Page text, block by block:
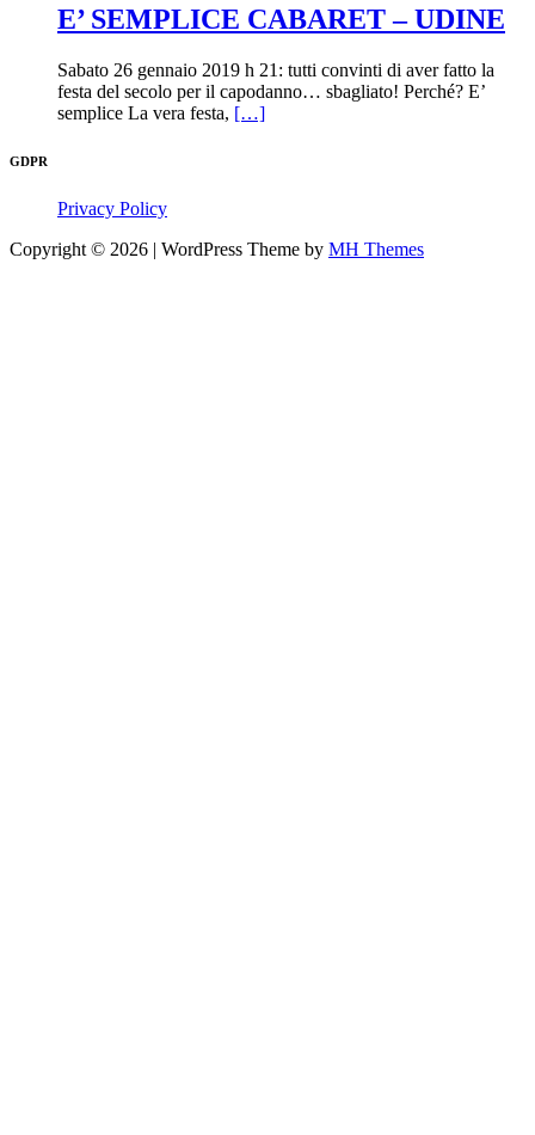
E’ SEMPLICE CABARET – UDINE
Sabato 26 gennaio 2019 h 21: tutti convinti di aver fatto la
festa del secolo per il capodanno… sbagliato! Perché? E’
semplice La vera festa, […]
GDPR
Privacy Policy
Copyright © 2026 | WordPress Theme by MH Themes